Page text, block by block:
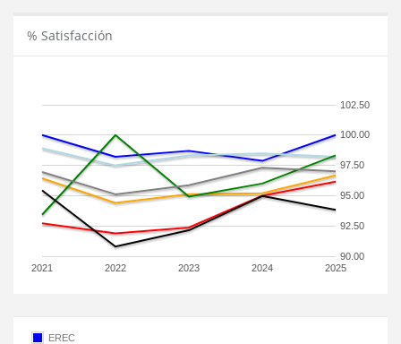
% Satisfacción
2021 2022 2023 2024 2025
90.00
92.50
95.00
97.50
100.00
102.50
EREC